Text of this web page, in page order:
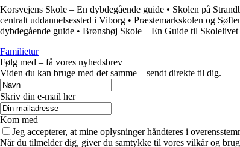
Korsvejens Skole – En dybdegående guide • Skolen på
centralt uddannelsessted i Viborg • Præstemarkskolen og
dybdegående guide • Brønshøj Skole – En Guide til
Familietur
Følg med – få vores nyhedsbrev
Viden du kan bruge med det samme – sendt direkte til dig.
Skriv din e-mail her
Kom med
Jeg accepterer, at mine oplysninger håndteres i
Når du tilmelder dig, giver du samtykke til vores vilkår og